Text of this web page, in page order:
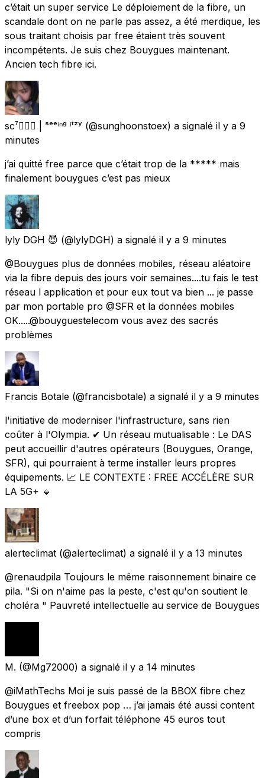
c’était un super service Le déploiement de la fibre, un
scandale dont on ne parle pas assez, a été merdique, les
sous traitant choisis par free étaient très souvent
incompétents. Je suis chez Bouygues maintenant.
Ancien tech fibre ici.
sc⁷🧘🏽‍♀️ | ˢᵉᵉⁱⁿᵍ ⁱᵗᶻʸ (@sunghoonstoex) a signalé il y a 9
minutes
j’ai quitté free parce que c’était trop de la ***** mais
finalement bouygues c’est pas mieux
lyly DGH 😈 (@lylyDGH) a signalé il y a 9 minutes
@Bouygues plus de données mobiles, réseau aléatoire
via la fibre depuis des jours voir semaines....tu fais le test
réseau l application et pour eux tout va bien ... je passe
par mon portable pro @SFR et la données mobiles
OK.....@bouyguestelecom vous avez des sacrés
problèmes
Francis Botale (@francisbotale) a signalé il y a 9 minutes
l'initiative de moderniser l'infrastructure, sans rien
coûter à l'Olympia. ✔ Un réseau mutualisable : Le DAS
peut accueillir d'autres opérateurs (Bouygues, Orange,
SFR), qui pourraient à terme installer leurs propres
équipements. 📈 LE CONTEXTE : FREE ACCÉLÈRE SUR
LA 5G+ 🔹
alerteclimat (@alerteclimat) a signalé il y a 13 minutes
@renaudpila Toujours le même raisonnement binaire ce
pila. "Si on n'aime pas la peste, c'est qu'on soutient le
choléra " Pauvreté intellectuelle au service de Bouygues
M. (@Mg72000) a signalé il y a 14 minutes
@iMathTechs Moi je suis passé de la BBOX fibre chez
Bouygues et freebox pop … j’ai jamais été aussi content
d’une box et d’un forfait téléphone 45 euros tout
compris